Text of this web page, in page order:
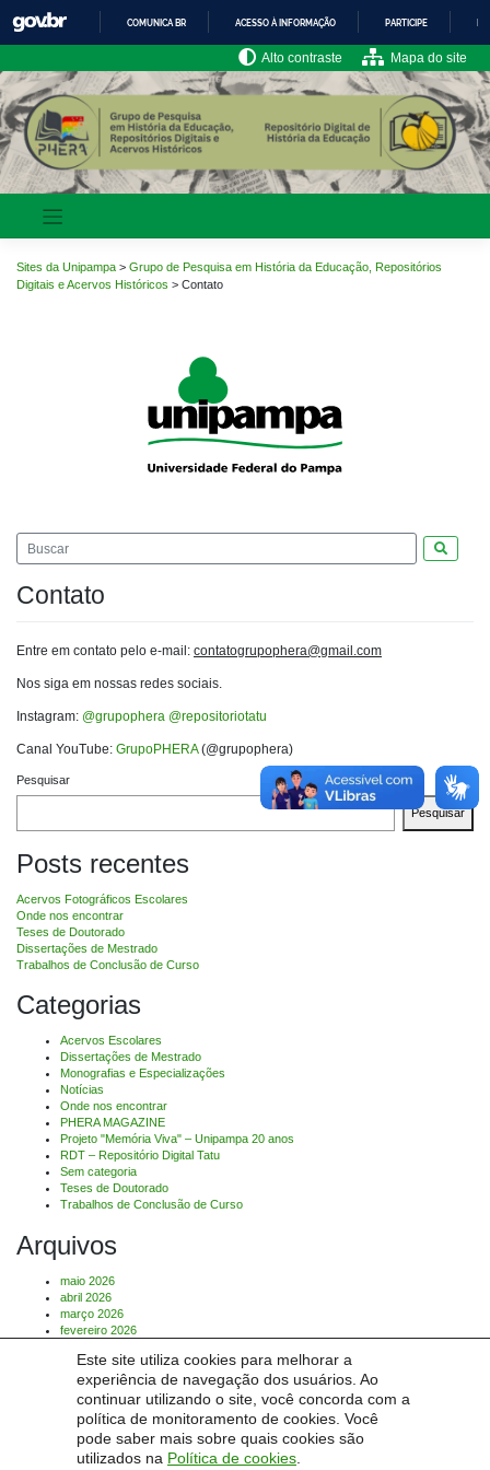
Este site utiliza cookies para melhorar a
experiência de navegação dos usuários. Ao
continuar utilizando o site, você concorda com a
política de monitoramento de cookies. Você
pode saber mais sobre quais cookies são
utilizados na Política de cookies
para
o
conteúdo
IR
PARA
CONTEÚDO
COMUNICA BR ACESSO À INFORMAÇÃO PARTICIPE
Alto contraste Mapa do site
Sites da Unipampa > Grupo de Pesquisa em História da Educação, Repositórios
Digitais e Acervos Históricos > Contato
Contato
Entre em contato pelo e-mail: contatogrupophera@gmail.com
Nos siga em nossas redes sociais.
Instagram: @grupophera @repositoriotatu
Canal YouTube: GrupoPHERA(@grupophera)
Pesquisar
Pesquisar
Posts recentes
Acervos Fotográficos Escolares
Onde nos encontrar
Teses de Doutorado
Dissertações de Mestrado
Trabalhos de Conclusão de Curso
Categorias
Acervos Escolares
Dissertações de Mestrado
Monografias e Especializações
Notícias
Onde nos encontrar
PHERA MAGAZINE
Projeto "Memória Viva" – Unipampa 20 anos
RDT – Repositório Digital Tatu
Sem categoria
Teses de Doutorado
Trabalhos de Conclusão de Curso
Arquivos
maio 2026
abril 2026
março 2026
fevereiro 2026
Comentários
Nenhum comentário para mostrar.